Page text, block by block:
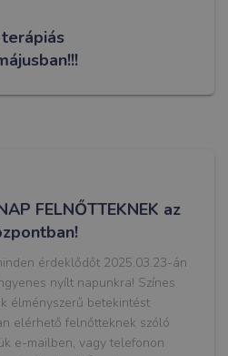
FELNŐTTEKNEK az
érdeklődőt 2025.03.23-án
nyílt napunkra! Színes
élményszerű betekintést
elérhető felnőtteknek szóló
e-mailben, vagy telefonon